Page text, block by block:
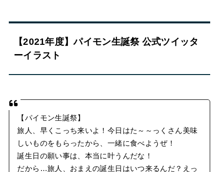
【2021年度】パイモン生誕祭 公式ツイッタ
ーイラスト
【パイモン生誕祭】
旅人、早くこっち来いよ！今日はた～～っくさん美味
しいものをもらったから、一緒に食べようぜ！
誕生日の願い事は、本当に叶うんだな！
だから…旅人、おまえの誕生日はいつ来るんだ？えっ